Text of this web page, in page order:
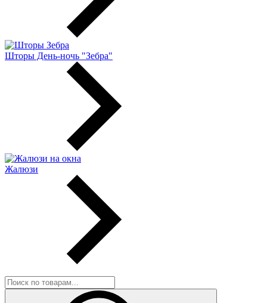
Шторы День-ночь "Зебра"
Жалюзи